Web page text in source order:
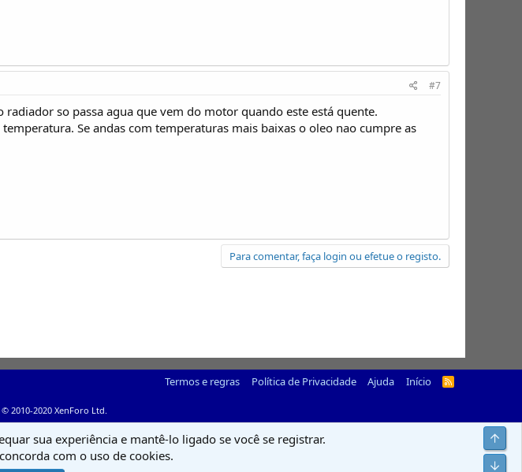
#7
so passa agua que vem do motor quando este está quente.
Se andas com temperaturas mais baixas o oleo nao cumpre as
Para comentar, faça login ou efetue o registo.
Termos e regras Política de Privacidade Ajuda Início
R
© 2010-2020 XenForo Ltd.
sua experiência e mantê-lo ligado se você se registrar.
com o uso de cookies.
Top